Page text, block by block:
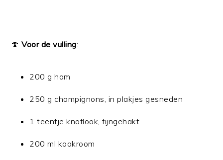
🍄Voor de vulling:
200 g ham
250 g champignons, in plakjes gesneden
1 teentje knoflook, fijngehakt
200 ml kookroom